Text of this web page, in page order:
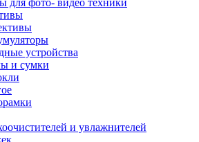
Моноподы
Пленки для планшетов
Прочие аксессуары для телефонов
Стилусы
Трекеры
Чехлы для планшетов
Чехлы для смартфонов
для смарт-часов
к планшетам для рисования
лазерные
устройства
и сумки
и увлажнителей